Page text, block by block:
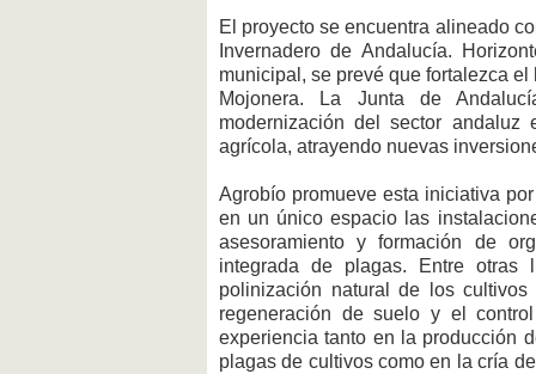
El proyecto se encuentra alineado
Invernadero de Andalucía.
municipal, se prevé que fortalezca
Mojonera. La Junta de
modernización del sector
agrícola, atrayendo nuevas
Agrobío promueve esta iniciativa
en un único espacio las
asesoramiento y formación de
integrada de plagas. Entre otras
polinización natural de los
regeneración de suelo y el
experiencia tanto en la producción
plagas de cultivos como en la cría